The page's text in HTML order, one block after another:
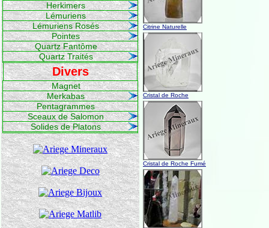
Herkimers
Lémuriens
Lémuriens Rosés
Pointes
Quartz Fantôme
Quartz Traités
Divers
Magnet
Merkabas
Pentagrammes
Sceaux de Salomon
Solides de Platons
Citrine Naturelle
Cristal de Roche
Cristal de Roche Fumé